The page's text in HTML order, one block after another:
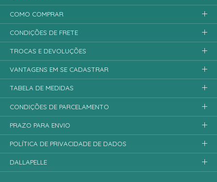
COMO COMPRAR
CONDIÇÕES DE FRETE
TROCAS E DEVOLUÇÕES
VANTAGENS EM SE CADASTRAR
TABELA DE MEDIDAS
CONDIÇÕES DE PARCELAMENTO
PRAZO PARA ENVIO
POLÍTICA DE PRIVACIDADE DE DADOS
DALLAPELLE